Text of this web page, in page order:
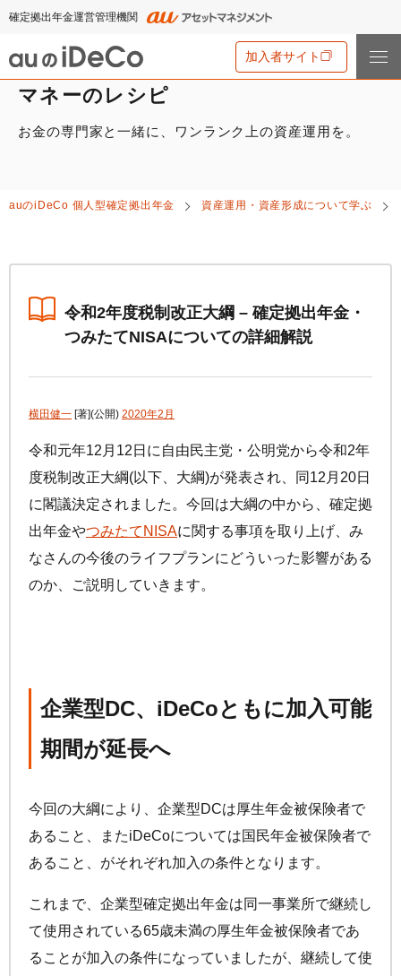
確定拠出年金運営管理機関
加入者サイト
iDeCoとは
iDeCoのメリットと留意点
の給付金について
iDeCoとNISAの違い、併用がオススメな理由とは？
2024年12月制度改正のポイント
auのiDeCoの新規加入方法
他社の
企業型確定拠出年金加入者の転職・退職時の移換手続き
運営における役割分担・年金資産の保護
マネーのレシピ
節税シミュレーション
手数料について
運用商品一覧
リスク許容度診断
運用商品を知ろう
バランス型投資信託の選び方
加入者の方
加入者サイトの使い方ガイド
加入後の諸変更手続きについて
お申し込み後に届く書類について
よくある質問
マネーのレシピ
お金の専門家と一緒に、ワンランク上の資産運用を。
auのiDeCo 個人型確定拠出年金 資産運用・資産形成について学ぶ
令和2年度税制改正大綱 – 確定拠出年金・
つみたてNISAについての詳細解説
横田健一 [著](公開) 2020年2月
令和元年12月12日に自由民主党・公明党から令和2年
度税制改正大綱(以下、大綱)が発表され、同12月20日
に閣議決定されました。今回は大綱の中から、確定拠
出年金やつみたてNISAに関する事項を取り上げ、み
なさんの今後のライフプランにどういった影響がある
のか、ご説明していきます。
企業型DC、 iDeCoともに加入可能
期間が延長へ
今回の大綱により、企業型DCは厚生年金被保険者で
あること、またiDeCoについては国民年金被保険者で
あること、がそれぞれ加入の条件となります。
これまで、企業型確定拠出年金は同一事業所で継続し
て使用されている65歳未満の厚生年金被保険者であ
ることが加入の条件になっていましたが、継続して使